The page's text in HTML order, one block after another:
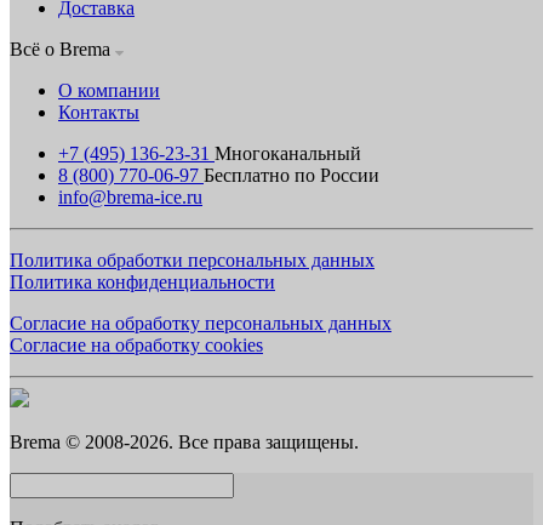
Доставка
Всё о Brema
О компании
Контакты
+7 (495) 136-23-31 Многоканальный
8 (800) 770-06-97 Бесплатно по России
info@brema-ice.ru
Политика обработки персональных данных
Политика конфиденциальности
Согласие на обработку персональных данных
Согласие на обработку cookies
Brema © 2008-2026. Все права защищены.